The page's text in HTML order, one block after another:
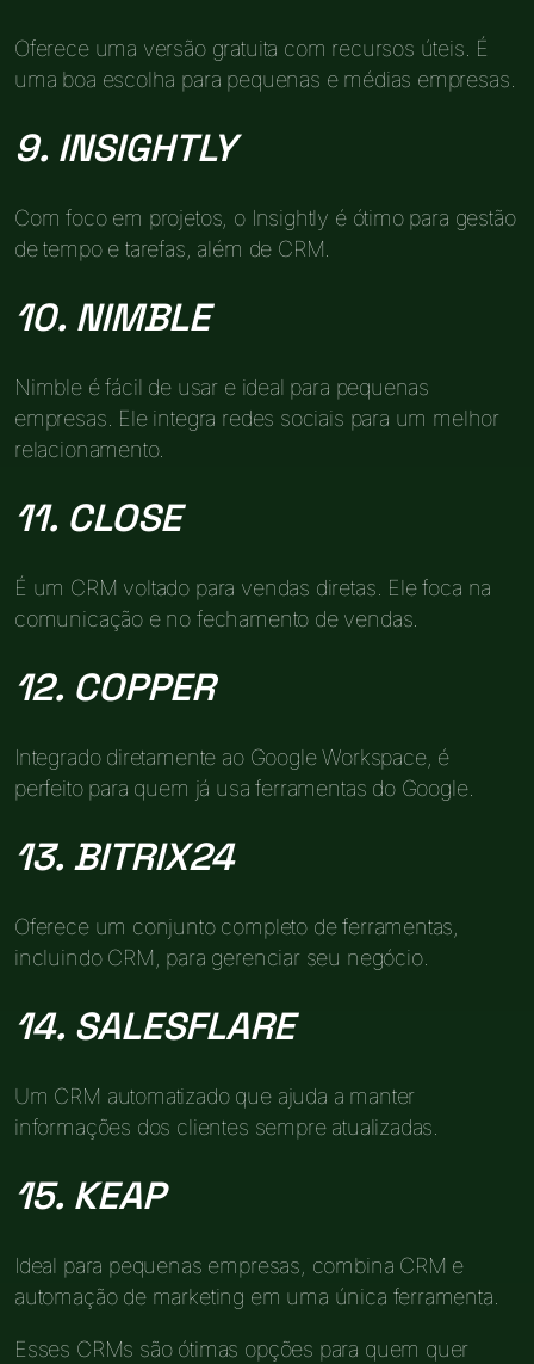
Oferece uma versão gratuita com recursos úteis. É
uma boa escolha para pequenas e médias empresas.
9. INSIGHTLY
Com foco em projetos, o Insightly é ótimo para gestão
de tempo e tarefas, além de CRM.
10. NIMBLE
Nimble é fácil de usar e ideal para pequenas
empresas. Ele integra redes sociais para um melhor
relacionamento.
11. CLOSE
É um CRM voltado para vendas diretas. Ele foca na
comunicação e no fechamento de vendas.
12. COPPER
Integrado diretamente ao Google Workspace, é
perfeito para quem já usa ferramentas do Google.
13. BITRIX24
Oferece um conjunto completo de ferramentas,
incluindo CRM, para gerenciar seu negócio.
14. SALESFLARE
Um CRM automatizado que ajuda a manter
informações dos clientes sempre atualizadas.
15. KEAP
Ideal para pequenas empresas, combina CRM e
automação de marketing em uma única ferramenta.
Esses CRMs são ótimas opções para quem quer